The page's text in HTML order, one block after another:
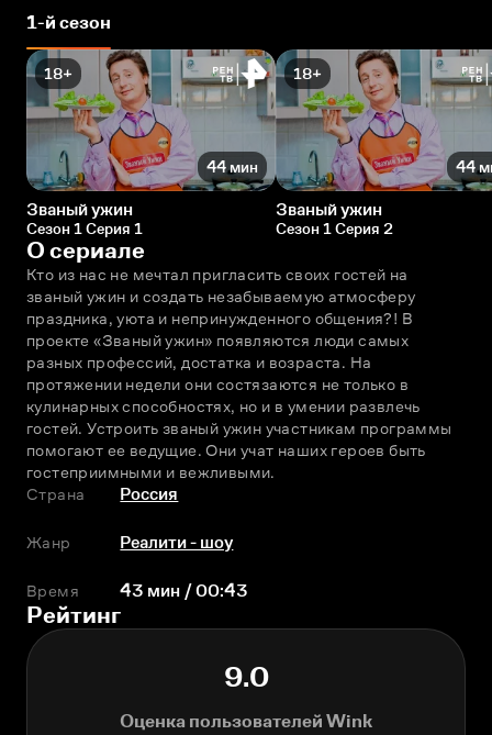
1-й сезон
18+
44 мин
Званый ужин
Сезон 1 Серия 1
18+
44
Званый ужин
Сезон 1 Серия 2
О сериале
Кто из нас не мечтал пригласить своих гостей на
званый ужин и создать незабываемую атмосферу
праздника, уюта и непринужденного общения?! В
проекте «Званый ужин» появляются люди самых
разных профессий, достатка и возраста. На
протяжении недели они состязаются не только в
кулинарных способностях, но и в умении развлечь
гостей. Устроить званый ужин участникам программы
помогают ее ведущие. Они учат наших героев быть
гостеприимными и вежливыми.
Страна
Россия
Жанр Реалити - шоу
Время 43 мин / 00:43
Рейтинг
9.0
Оценка пользователей Wink